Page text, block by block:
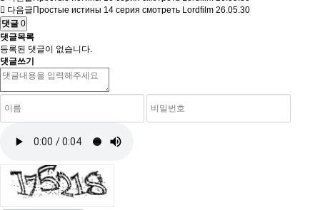
다음글 Простые истины 14 серия смотреть Lordfilm 26.05.30
댓글 0
댓글목록
등록된 댓글이 없습니다.
댓글쓰기